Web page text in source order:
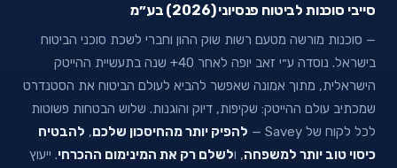
סייבי סוכנות לביטוח פנסיוני (2026) בע״מ
— סוכנות מורשה מטעם רשות שוק ההון וחברי לשכת סוכני הביטוח
בישראל. נוסדה ע״י זאב יופה לאחר 40+ שנה בתעשיית ההייטק
הישראלית, מתוך אמונה שאפשר להביא לעולם הביטוח את הסטנדרט
שמכתיב עולם ההייטק: שקיפות, דיוק והוגנות. שלוש הבטחות פשוטות
לכל לקוח של Savey —
להפיק יותר מהחיסכון שלכם, להבטיח
כיסוי טוב יותר למשפחה, ולשלם רק את המינימום ההכרחי. ייעוץ